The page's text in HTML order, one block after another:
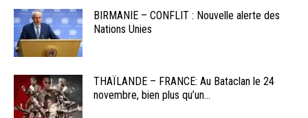
BIRMANIE – CONFLIT : Nouvelle alerte des
Nations Unies
THAÏLANDE – FRANCE: Au Bataclan le 24
novembre, bien plus qu’un...